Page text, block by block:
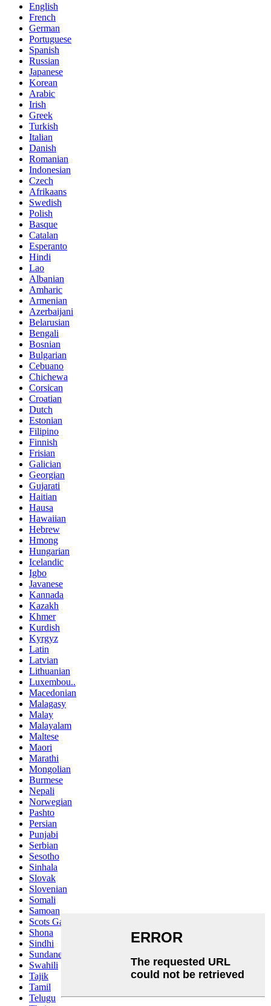
English
French
German
Portuguese
Spanish
Russian
Japanese
Korean
Arabic
Irish
Greek
Turkish
Italian
Danish
Romanian
Indonesian
Czech
Afrikaans
Swedish
Polish
Basque
Catalan
Esperanto
Hindi
Lao
Albanian
Amharic
Armenian
Azerbaijani
Belarusian
Bengali
Bosnian
Bulgarian
Cebuano
Chichewa
Corsican
Croatian
Dutch
Estonian
Filipino
Finnish
Frisian
Galician
Georgian
Gujarati
Haitian
Hausa
Hawaiian
Hebrew
Hmong
Hungarian
Icelandic
Igbo
Javanese
Kannada
Kazakh
Khmer
Kurdish
Kyrgyz
Latin
Latvian
Lithuanian
Luxembou..
Macedonian
Malagasy
Malay
Malayalam
Maltese
Maori
Marathi
Mongolian
Burmese
Nepali
Norwegian
Pashto
Persian
Punjabi
Serbian
Sesotho
Sinhala
Slovak
Slovenian
Somali
Samoan
Scots Gaelic
Shona
Sindhi
Sundanese
Swahili
Tajik
Tamil
Telugu